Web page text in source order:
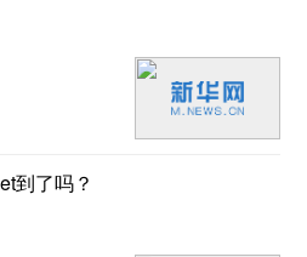
到了吗？